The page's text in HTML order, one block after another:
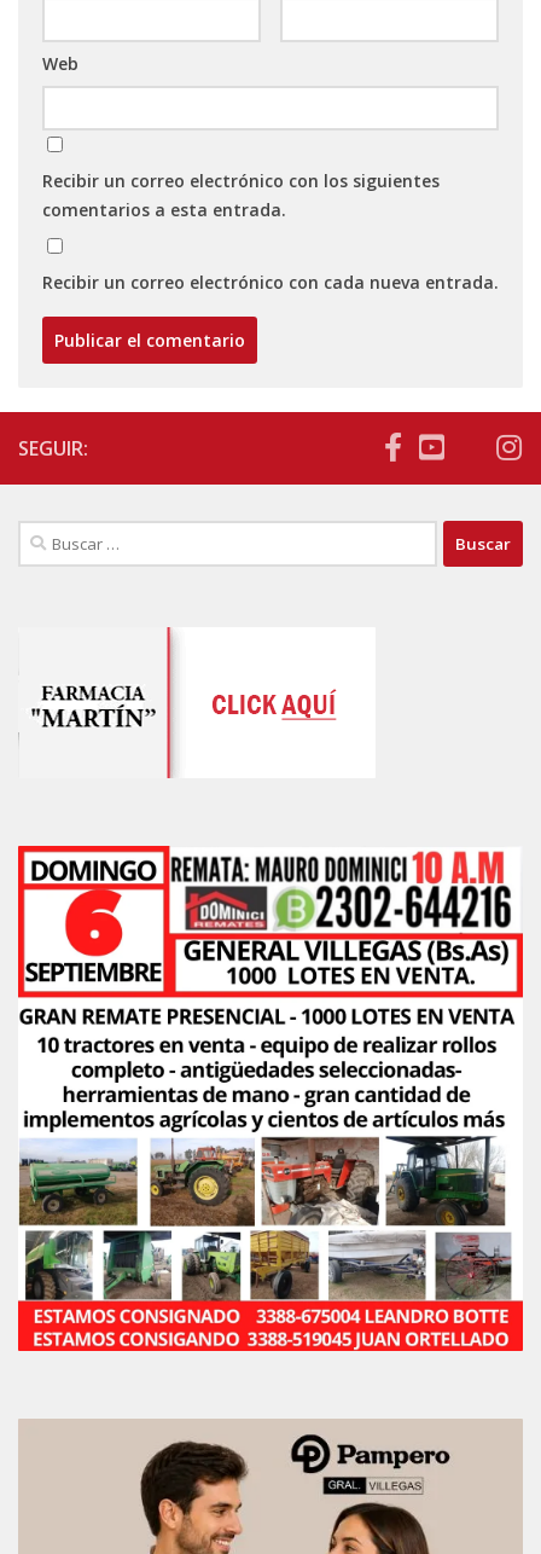
Web
Recibir un correo electrónico con los siguientes
comentarios a esta entrada.
Recibir un correo electrónico con cada nueva entrada.
SEGUIR:
Buscar: